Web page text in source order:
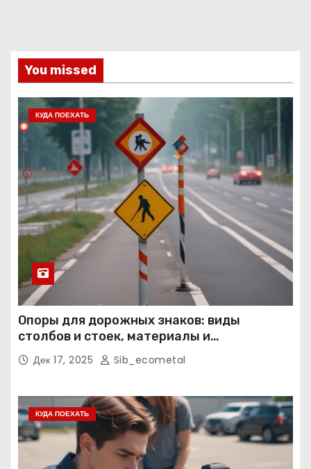
You missed
КУДА ПОЕХАТЬ
Опоры для дорожных знаков: виды
столбов и стоек, материалы и
нормативные требования
Дек 17, 2025 Sib_ecometal
КУДА ПОЕХАТЬ